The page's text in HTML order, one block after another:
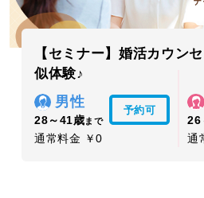
【セミナー】婚活カウン
似体験♪
男性
28～41歳まで
予約可
通常料金 ￥0
26
通